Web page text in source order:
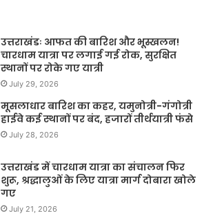
उत्तराखंडः आफत की बारिश और भूस्खलन!
चारधाम यात्रा पर लगाई गई रोक, सुरक्षित
स्थानों पर रोके गए यात्री
July 29, 2026
मूसलाधार बारिश का कहर, यमुनोत्री-गंगोत्री
हाईवे कई स्थानों पर बंद, हजारों तीर्थयात्री फंसे
July 28, 2026
उत्तराखंड में चारधाम यात्रा का संचालन फिर
शुरू, श्रद्धालुओं के लिए यात्रा मार्ग दोबारा खोले
गए
July 21, 2026